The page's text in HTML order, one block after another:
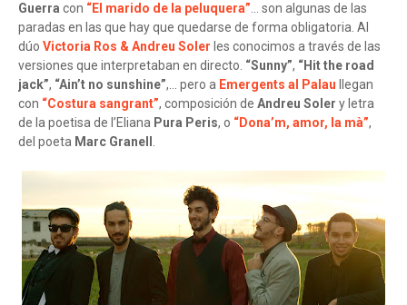
Guerra con “El marido de la peluquera”… son algunas de las
paradas en las que hay que quedarse de forma obligatoria. Al
dúo Victoria Ros & Andreu Soler les conocimos a través de las
versiones que interpretaban en directo. “Sunny”, “Hit the road
jack”, “Ain’t no sunshine”,… pero a Emergents al Palau llegan
con “Costura sangrant”, composición de Andreu Soler y letra
de la poetisa de l’Eliana Pura Peris, o “Dona’m, amor, la mà”,
del poeta Marc Granell .